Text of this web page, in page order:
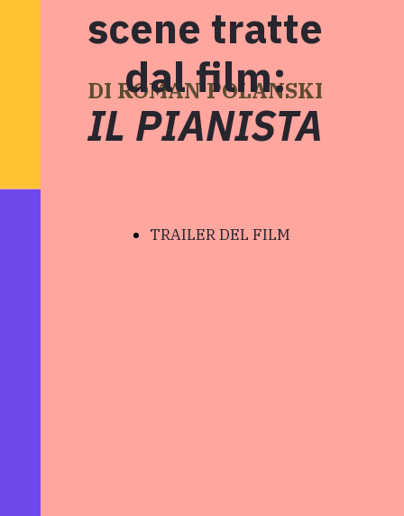
scene tratte
dal film:
IL PIANISTA
DI ROMAN POLANSKI
TRAILER DEL FILM